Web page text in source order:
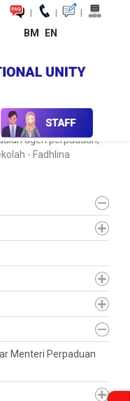
| | |
BM EN
Cutting
agen perpaduan,
- Fadhlina
Menteri Perpaduan